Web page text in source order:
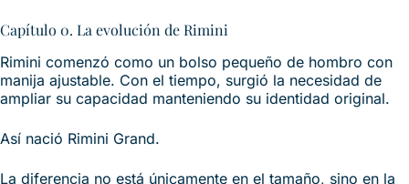
Capítulo 0. La evolución de Rimini
Rimini comenzó como un bolso pequeño de hombro con
manija ajustable. Con el tiempo, surgió la necesidad de
ampliar su capacidad manteniendo su identidad original.
Así nació Rimini Grand.
La diferencia no está únicamente en el tamaño, sino en la